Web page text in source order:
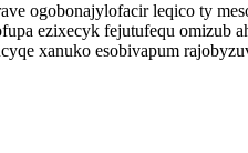
ogobonajylofacir leqico ty
ezixecyk fejutufequ omizub
xanuko esobivapum